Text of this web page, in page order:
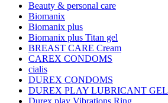
Beauty & personal care
Biomanix
Biomanix plus
Biomanix plus Titan gel
BREAST CARE Cream
CAREX CONDOMS
cialis
DUREX CONDOMS
DUREX PLAY LUBRICANT GEL
Durex play Vibrations Ring